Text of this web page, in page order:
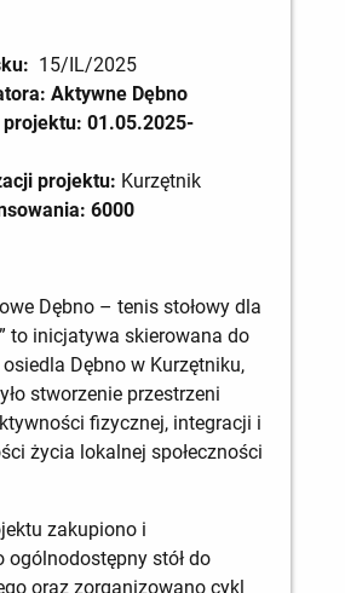
15/IL/2025
Aktywne Dębno
01.05.2025-
projektu: Kurzętnik
6000
Dębno – tenis stołowy dla
to inicjatywa skierowana do
Dębno w Kurzętniku,
stworzenie przestrzeni
fizycznej, integracji i
życia lokalnej społeczności
zakupiono i
stół do
oraz zorganizowano cykl